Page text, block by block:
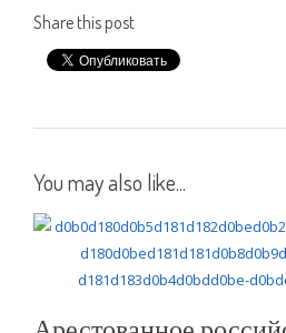
Share this post
You may also like...